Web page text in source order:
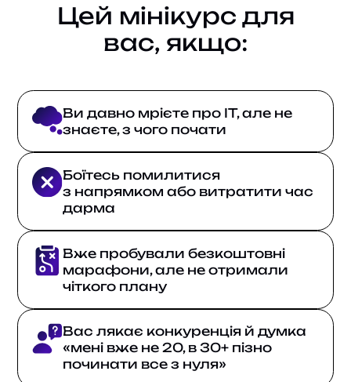
Цей мінікурс для
вас, якщо:
Ви давно мрієте про ІТ, але не
знаєте, з чого почати
Боїтесь помилитися
з напрямком або витратити час
дарма
Вже пробували безкоштовні
марафони, але не отримали
чіткого плану
Вас лякає конкуренція й думка
«мені вже не 20, в 30+ пізно
починати все з нуля»